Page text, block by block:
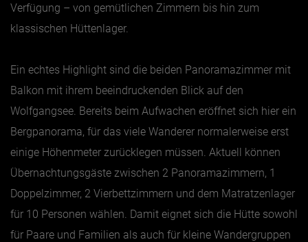
Verfügung – von gemütlichen Zimmern bis hin zum
klassischen Hüttenlager.
Ein echtes Highlight sind die beiden Panoramazimmer mit
Balkon mit ihrem beeindruckenden Blick auf den
Wolfgangsee. Bereits beim Aufwachen eröffnet sich hier ein
Bergpanorama, für das viele Wanderer normalerweise erst
einige Höhenmeter zurücklegen müssen. Aktuell können
Übernachtungsgäste zwischen 2 Panoramazimmern, 1
Doppelzimmer, 2 Vierbettzimmern und dem Matratzenlager
für 10 Personen wählen. Damit eignet sich die Hütte sowohl
für Paare und Familien als auch für kleine Wandergruppen